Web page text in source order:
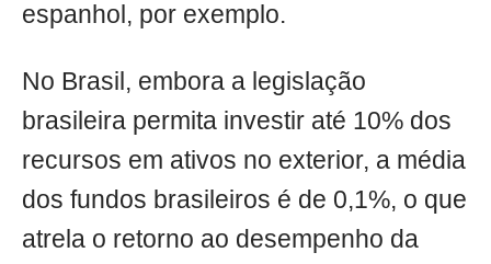
espanhol, por exemplo.
No Brasil, embora a legislação
brasileira permita investir até 10% dos
recursos em ativos no exterior, a média
dos fundos brasileiros é de 0,1%, o que
atrela o retorno ao desempenho da